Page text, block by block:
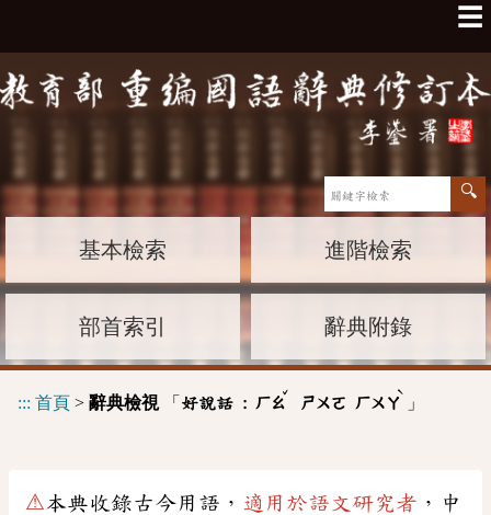
☰
基本檢索 進階檢索
部首索引 辭典附錄
::: 首頁 > 辭典檢視「 好說話 : ㄏㄠ
ˇ
ㄕㄨㄛ ㄏㄨㄚ
ˋ
」
⚠本典收錄古今用語， 適用於語文研究者 ，中